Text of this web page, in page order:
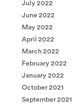
July 2022
June 2022
May 2022
April 2022
March 2022
February 2022
January 2022
October 2021
September 2021